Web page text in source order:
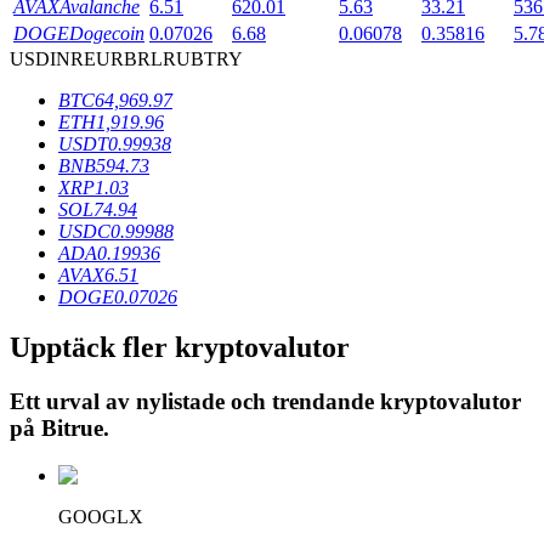
Exklusiva investeringar för BTR-innehavare
Kryptostödd lånetjänst
AVAXAvalanche 6.51 620.01 5.63 33.21
DOGEDogecoin 0.07026 6.68 0.06078 0.35816
USDINREURBRLRUBTRY
BTC64,969.97
ETH1,919.96
USDT0.99938
BNB594.73
XRP1.03
SOL74.94
USDC0.99988
ADA0.19936
AVAX6.51
DOGE0.07026
Upptäck fler kryptovalutor
Ett urval av nylistade och trendande kryptovalutor
på Bitrue.
GOOGLX